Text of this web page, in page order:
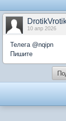
10 апр 2026
Телега @nqipn
Пишите